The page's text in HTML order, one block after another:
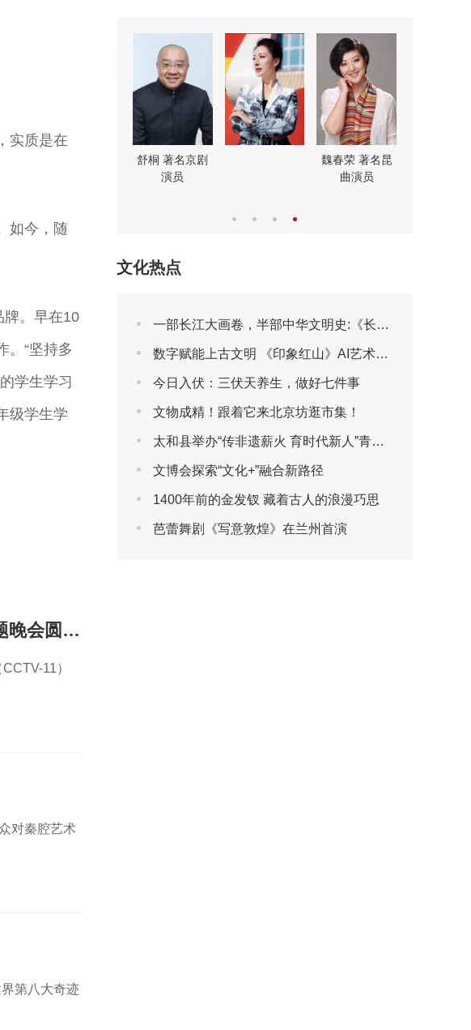
实质是在
如今，随
牌。早在10
。“坚持多
学生学习
级学生学
“越韵华光·百廿流芳”纪念越剧诞生120周年主题晚会圆满播出
11）
对秦腔艺术
第八大奇迹
舒桐 著名京剧
演员
魏春荣 著名昆
曲演员
文化热点
一部长江大画卷，半部中华文明史:《长江文明大画卷》特刊全球首发
数字赋能上古文明 《印象红山》AI艺术展将亮相第三届包头艺博会
今日入伏：三伏天养生，做好七件事
文物成精！跟着它来北京坊逛市集！
太和县举办“传非遗薪火 育时代新人”青少年非遗传承成果展演
文博会探索“文化+”融合新路径
1400年前的金发钗 藏着古人的浪漫巧思
芭蕾舞剧《写意敦煌》在兰州首演